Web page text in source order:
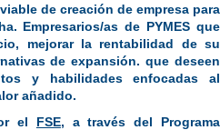
de creación de empresa para
Empresarios/as de PYMES que
mejorar la rentabilidad de su
de expansión. que deseen
y habilidades enfocadas al
añadido.
el
FSE, a través del Programa